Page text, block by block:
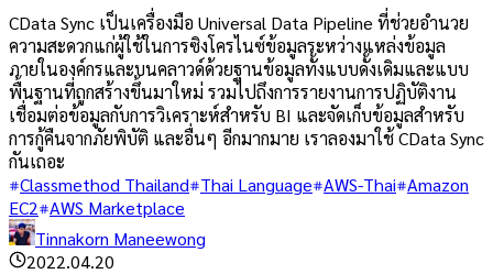
CData Sync เป็นเครื่องมือ Universal Data Pipeline ที่ช่วยอำนวย
ความสะดวกแก่ผู้ใช้ในการซิงโครไนซ์ข้อมูลระหว่างแหล่งข้อมูล
ภายในองค์กรและบนคลาวด์ด้วยฐานข้อมูลทั้งแบบดั้งเดิมและแบบ
พื้นฐานที่ถูกสร้างขึ้นมาใหม่ รวมไปถึงการรายงานการปฏิบัติงาน
เชื่อมต่อข้อมูลกับการวิเคราะห์สำหรับ BI และจัดเก็บข้อมูลสำหรับ
การกู้คืนจากภัยพิบัติ และอื่นๆ อีกมากมาย เราลองมาใช้ CData Sync
กันเถอะ
Classmethod Thailand Thai Language AWS-Thai Amazon
EC2 AWS Marketplace
Tinnakorn Maneewong
2022.04.20